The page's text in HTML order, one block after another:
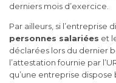
derniers mois d’exercice.
Par ailleurs, si l’entreprise
personnes salariées et
déclarées lors du dernier
l’attestation fournie par
qu’une entreprise